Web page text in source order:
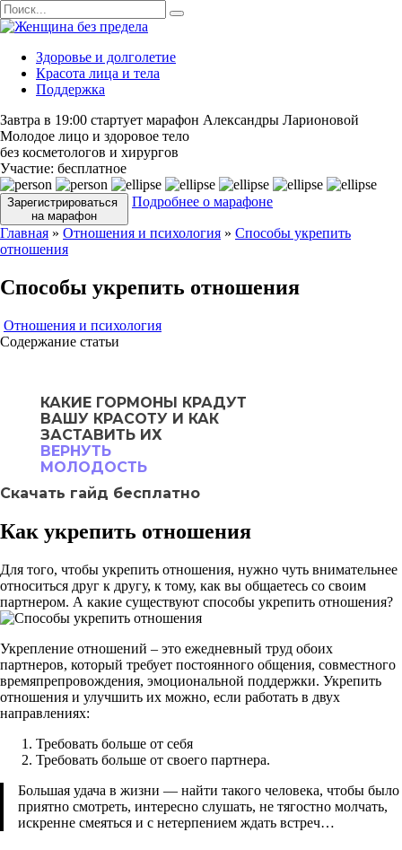
Перейти
к
содержанию
Search
for:
Здоровье и долголетие
Красота лица и тела
Поддержка
Завтра в 19:00 стартует марафон Александры Ларионовой
Молодое лицо и здоровое тело
без косметологов и хирургов
Участие: бесплатное
Зарегистрироваться
на марафон
Подробнее о марафоне
Главная » Отношения и психология » Способы укрепить
отношения
Способы укрепить отношения
Отношения и психология
Содержание статьи
КАКИЕ ГОРМОНЫ КРАДУТ
ВАШУ КРАСОТУ И КАК
ЗАСТАВИТЬ ИХ
ВЕРНУТЬ
МОЛОДОСТЬ
Скачать гайд бесплатно
Как укрепить отношения
Для того, чтобы укрепить отношения, нужно чуть внимательнее
относиться друг к другу, к тому, как вы общаетесь со своим
партнером. А какие существуют способы укрепить отношения?
Укрепление отношений – это ежедневный труд обоих
партнеров, который требует постоянного общения, совместного
времяпрепровождения, эмоциональной поддержки. Укрепить
отношения и улучшить их можно, если работать в двух
направлениях:
Требовать больше от себя
Требовать больше от своего партнера.
Большая удача в жизни — найти такого человека, чтобы было
приятно смотреть, интересно слушать, не тягостно молчать,
искренне смеяться и с нетерпением ждать встреч…